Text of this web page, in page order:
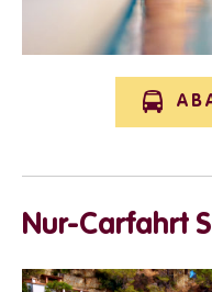
Nur-Carfahrt